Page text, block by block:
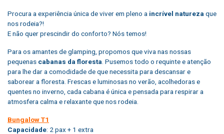
Procura a experiência única de viver em pleno a incrível natureza que
nos rodeia?!
E não quer prescindir do conforto? Nós temos!
Para os amantes de glamping, propomos que viva nas nossas
pequenas cabanas da floresta . Pusemos todo o requinte e atenção
para lhe dar a comodidade de que necessita para descansar e
saborear a floresta. Frescas e luminosas no verão, acolhedoras e
quentes no inverno, cada cabana é única e pensada para respirar a
atmosfera calma e relaxante que nos rodeia.
Bungalow T1
Capacidade: 2 pax + 1 extra